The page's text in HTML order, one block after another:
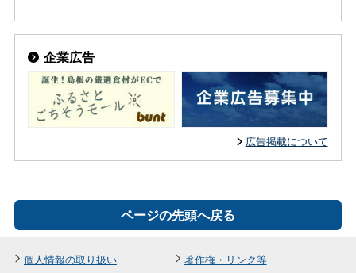
企業広告
広告掲載について
ページの先頭へ戻る
個人情報の取り扱い
著作権・リンク等